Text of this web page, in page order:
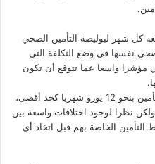
كل شهر لبوليصة التأمين الصحي
نفسها في وضع التكلفة التي
مؤشرا واسعا عما تتوقع أن تكون
هذا العام، تتوقع الحكومة ارتفاع أقساط التأمين بنحو 12 يورو شهريا كحد أقصى،
الشهرية إلى 137 يورو. ولكن نظرا لوجود اختلافات واسعة بين
الخاصة بهم قبل اتخاذ أي